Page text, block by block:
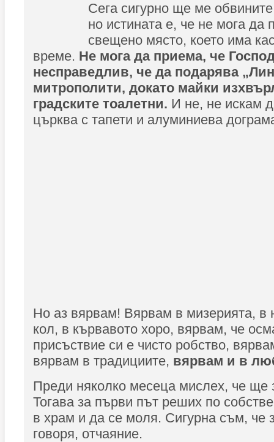
Сега сигурно ще ме
но истината е, че не мога да
свещено място, което има
време. Не мога да приема, че
несправедлив, че да подарява
митрополити, докато майки
градските тоалетни. И не, не искам
църква с тапети и алуминиева
Но аз вярвам! Вярвам в мизерията, в
кол, в кървавото хоро, вярвам, че
присъствие си е чисто робство,
вярвам в традициите, вярвам и в
Преди няколко месеца мислех, че ще
Тогава за първи път реших по
в храм и да се моля. Сигурна съм, че
говоря, отчаяние.